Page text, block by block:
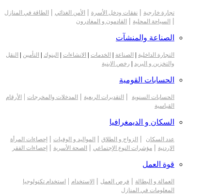
تجارة خارجية | نفقات ودخل الأسرة | الأمن الغذائي | الطاقة في المنازل
| السياحة المحلية | القادمون و المغادرون
الصناعة والمنشآت
التجارة الداخلية | الصناعة | الخدمات | الانشاءات | البنوك | التأمين | النقل
والتخزين و البريد | رخص الابنية
الحسابات القومية
الحسابات السنوية | التقديرات الربعية | المدخلات والمخرجات | الأرقام
القياسية
السكان و الديمغرافيا
عدد السكان | الزواج و الطلاق | المواليد و الوفيات | إحصاءات المرأة
الاردنية | مؤشرات النوع الإجتماعي | الصحة الأسرية | إحصاءات الفقر
قوة العمل
العمالة و البطالة | فرص العمل | الإستخدام | استخدام تكنولوجيا
المعلومات في المنازل